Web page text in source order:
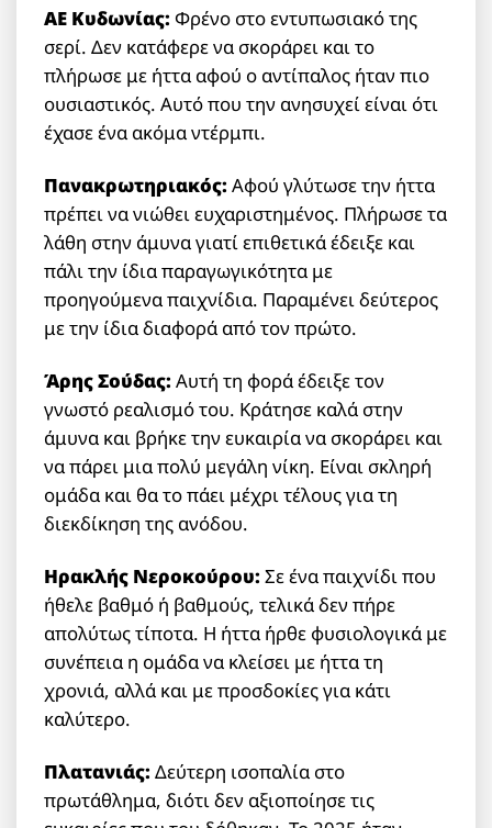
ΑΕ Κυδωνίας: Φρένο στο εντυπωσιακό της
σερί. Δεν κατάφερε να σκοράρει και το
πλήρωσε με ήττα αφού ο αντίπαλος ήταν πιο
ουσιαστικός. Αυτό που την ανησυχεί είναι ότι
έχασε ένα ακόμα ντέρμπι.
Πανακρωτηριακός:Αφού γλύτωσε την ήττα
πρέπει να νιώθει ευχαριστημένος. Πλήρωσε τα
λάθη στην άμυνα γιατί επιθετικά έδειξε και
πάλι την ίδια παραγωγικότητα με
προηγούμενα παιχνίδια. Παραμένει δεύτερος
με την ίδια διαφορά από τον πρώτο.
Άρης Σούδας: Αυτή τη φορά έδειξε τον
γνωστό ρεαλισμό του. Κράτησε καλά στην
άμυνα και βρήκε την ευκαιρία να σκοράρει και
να πάρει μια πολύ μεγάλη νίκη. Είναι σκληρή
ομάδα και θα το πάει μέχρι τέλους για τη
διεκδίκηση της ανόδου.
Ηρακλής Νεροκούρου: Σε ένα παιχνίδι που
ήθελε βαθμό ή βαθμούς, τελικά δεν πήρε
απολύτως τίποτα. Η ήττα ήρθε φυσιολογικά με
συνέπεια η ομάδα να κλείσει με ήττα τη
χρονιά, αλλά και με προσδοκίες για κάτι
καλύτερο.
Πλατανιάς: Δεύτερη ισοπαλία στο
πρωτάθλημα, διότι δεν αξιοποίησε τις